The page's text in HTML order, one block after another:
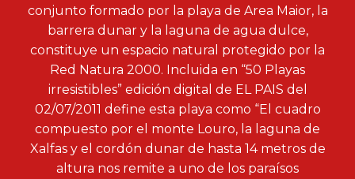
conjunto formado por la playa de Area Maior, la
barrera dunar y la laguna de agua dulce,
constituye un espacio natural protegido por la
Red Natura 2000. Incluida en “50 Playas
irresistibles” edición digital de EL PAIS del
02/07/2011 define esta playa como “El cuadro
compuesto por el monte Louro, la laguna de
Xalfas y el cordón dunar de hasta 14 metros de
altura nos remite a uno de los paraísos